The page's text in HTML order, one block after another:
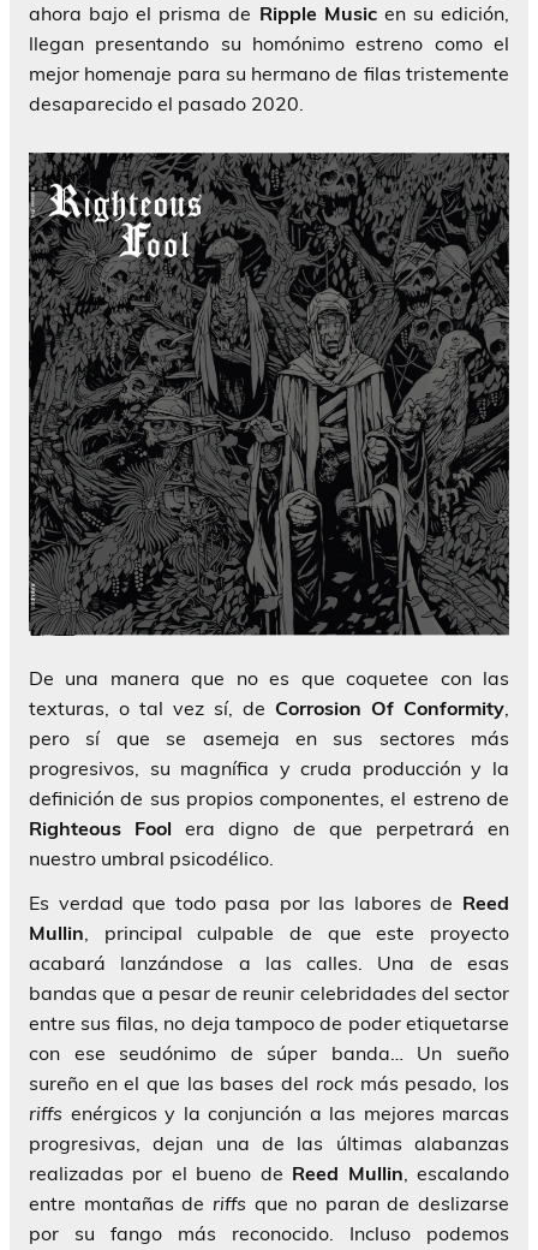
ahora bajo el prisma de Ripple Musicen su edición,
llegan presentando su homónimo estreno como el
mejor homenaje para su hermano de filas tristemente
desaparecido el pasado 2020.
De una manera que no es que coquetee con las
texturas, o tal vez sí, de Corrosion Of Conformity
pero sí que se asemeja en sus sectores más
progresivos, su magnífica y cruda producción y la
definición de sus propios componentes, el estreno de
Righteous Fool era digno de que perpetrará en
nuestro umbral psicodélico.
Es verdad que todo pasa por las labores de Reed
Mullin , principal culpable de que este proyecto
acabará lanzándose a las calles. Una de esas
bandas que a pesar de reunir celebridades del sector
entre sus filas, no deja tampoco de poder etiquetarse
con ese seudónimo de súper banda… Un sueño
sureño en el que las bases del rockmás pesado, los
riffs enérgicos y la conjunción a las mejores marcas
progresivas, dejan una de las últimas alabanzas
realizadas por el bueno de Reed Mullin , escalando
entre montañas de riffs que no paran de deslizarse
por su fango más reconocido. Incluso podemos